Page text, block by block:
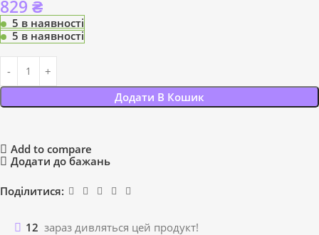
829 ₴
5 в наявності
5 в наявності
Додати В Кошик
Add to compare
Додати до бажань
Поділитися:
12 зараз дивляться цей продукт!